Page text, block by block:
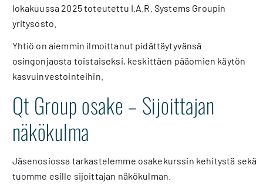
lokakuussa 2025 toteutettu I.A.R. Systems Groupin
yritysosto.
Yhtiö on aiemmin ilmoittanut pidättäytyvänsä
osingonjaosta toistaiseksi, keskittäen pääomien käytön
kasvuinvestointeihin.
Qt Group osake – Sijoittajan
näkökulma
Jäsenosiossa tarkastelemme osakekurssin kehitystä sekä
tuomme esille sijoittajan näkökulman.